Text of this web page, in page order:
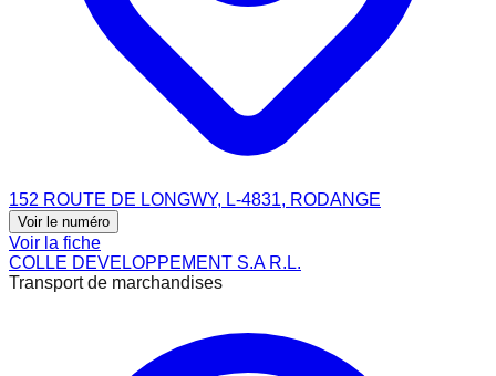
152 ROUTE DE LONGWY, L-4831, RODANGE
Voir le numéro
Voir la fiche
COLLE DEVELOPPEMENT S.A R.L.
Transport de marchandises